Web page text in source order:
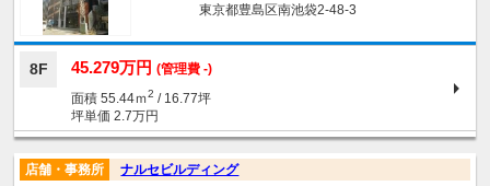
東京都豊島区南池袋2-48-3
8F 45.279万円 (管理費 -)
面積 55.44ｍ2 / 16.77坪
坪単価 2.7万円
店舗・事務所
ナルセビルディング